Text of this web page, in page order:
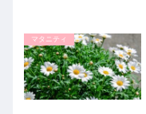
マタニティ